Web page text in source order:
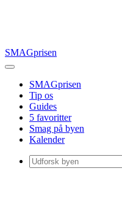
SMAGprisen
SMAGprisen
Tip os
Guides
5 favoritter
Smag på byen
Kalender